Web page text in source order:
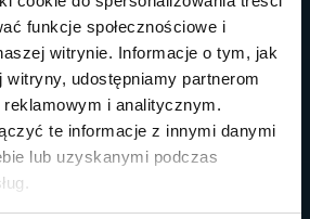
funkcje społecznościowe i
witrynie. Informacje o tym, jak
udostępniamy partnerom
reklamowym i analitycznym.
te informacje z innymi danymi
lub uzyskanymi podczas